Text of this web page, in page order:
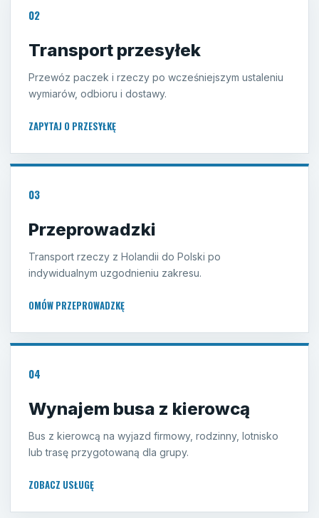
02
Transport przesyłek
Przewóz paczek i rzeczy po wcześniejszym ustaleniu
wymiarów, odbioru i dostawy.
ZAPYTAJ O PRZESYŁKĘ
03
Przeprowadzki
Transport rzeczy z Holandii do Polski po
indywidualnym uzgodnieniu zakresu.
OMÓW PRZEPROWADZKĘ
04
Wynajem busa z kierowcą
Bus z kierowcą na wyjazd firmowy, rodzinny, lotnisko
lub trasę przygotowaną dla grupy.
ZOBACZ USŁUGĘ